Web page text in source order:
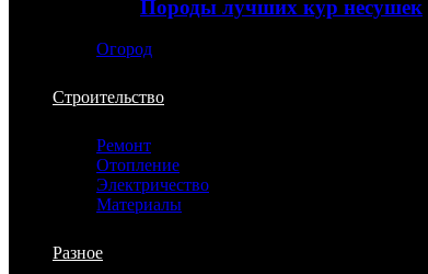
Породы лучших кур несушек
Огород
Строительство
Ремонт
Отопление
Электричество
Материалы
Разное